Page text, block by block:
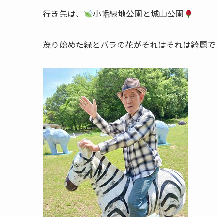
行き先は、 小幡緑地公園と城山公園
茂り始めた緑とバラの花がそれはそれは綺麗